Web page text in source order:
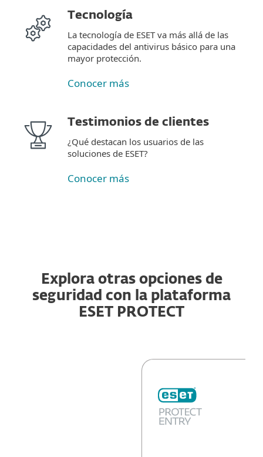
Tecnología
La tecnología de ESET va más allá de las
capacidades del antivirus básico para una
mayor protección.
Conocer más
Testimonios de clientes
¿Qué destacan los usuarios de las
soluciones de ESET?
Conocer más
Explora otras opciones de
seguridad con la plataforma
ESET PROTECT